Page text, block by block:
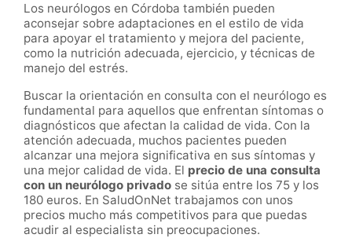
Los neurólogos en Córdoba también pueden
aconsejar sobre adaptaciones en el estilo de vida
para apoyar el tratamiento y mejora del paciente,
como la nutrición adecuada, ejercicio, y técnicas de
manejo del estrés.
Buscar la orientación en consulta con el neurólogo es
fundamental para aquellos que enfrentan síntomas o
diagnósticos que afectan la calidad de vida. Con la
atención adecuada, muchos pacientes pueden
alcanzar una mejora significativa en sus síntomas y
una mejor calidad de vida. El precio de una consulta
con un neurólogo privado se sitúa entre los 75 y los
180 euros. En SaludOnNet trabajamos con unos
precios mucho más competitivos para que puedas
acudir al especialista sin preocupaciones.